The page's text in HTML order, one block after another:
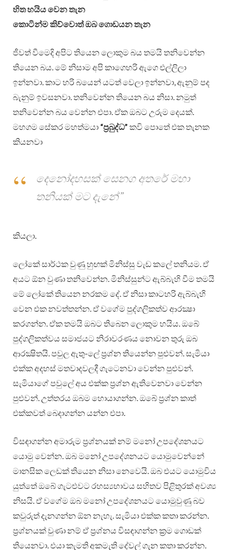
හිත හයිය වෙන තැන
කොටින්ම කිව්වොත් ඔබ ගොඩයන තැන
ජීවත් වීමෙදි අපිට තියෙන ලොකුම බය තමයි තනිවෙන්න
තියෙන බය. මේ නිසාම අපි කාගෙහරි ඇගෙ එල්ලිලා
ඉන්නවා. කාට හරි බයෙන් යටත් වෙලා ඉන්නවා, ඇනුම් පද
බැනුම් ඉවසනවා. තනිවෙන්න තියෙන බය නිසා. නමුත්
තනිවෙන්න බය වෙන්න එපා. ඒක ඔබට උරුම දෙයක්.
මහගම සේකර මහත්මයා “ප්‍රබුද්ධ” කවි පොතේ එක තැනක
කියනවා
දෙනෝදහසක් සෙනග අතරේ මහා
තනියක් මට දැනේ”
කියලා.
ලෝකේ සාර්ථක වුණු හුඟක් මිනිස්සු වැඩ කලේ තනියම. ඒ
අයට ඕන වුණා තනිවෙන්න. මිනිස්සුන්ට ඇබ්බැහි වීම තමයි
මේ ලෝකේ තියෙන නරකම දේ. ඒ නිසා කාටහරි ඇබ්බැහි
වෙන එක නවත්තන්න. ඒ වගේම පුද්ගලිකත්ව ආරක්‍ෂා
කරගන්න. ඒක තමයි ඔබට තිබෙන ලොකුම හයිය. ඔබේ
පුද්ගලිකත්වය සමාජයට නිරාවරණය නොවන තුරු ඔබ
ආරක්‍ෂිතයි. පවුල ඇතු-ලේ ප්‍රශ්න තියෙන්න පුළුවන්. සැමියා
එක්ක අදහස් මතවාදවලදී ගැටෙනවා වෙන්න පුළුවන්.
සැමියාගේ පවුලේ අය එක්ක ප්‍රශ්න ඇතිවෙනවා වෙන්න
පුළුවන්. උත්තරය ඔබම හොයාගන්න. ඔබේ ප්‍රශ්න කාත්
එක්කවත් බෙදාගන්න යන්න එපා.
විසඳාගන්න අමාරුම ප්‍රශ්නයක් නම් මනෝ උපදේශනයට
යොමු වෙන්න. ඔබ මනෝ උපදේශනයට යොමුවෙන්නේ
මානසික ලෙඩක් තියෙන නිසා නෙවෙයි. ඔබ එයට යොමුවිය
යුත්තේ ඔබේ ගැටළුවට රහස්‍යභාවය සහිතව පිළිතුරක් අවශ්‍ය
නිසයි. ඒ වගේම ඔබ මනෝ උපදේශනයට යොමුවුණු බව
කවුරුත් දැනගන්න ඕන නැහැ. සැමියා එක්ක කතා කරන්න.
ප්‍රශ්නයක් වුණා නම් ඒ ප්‍රශ්නය විසඳාගන්න ක්‍රම ගොඩක්
තියෙනවා. එයා කැමති අකමැති දේවල් ගැන කතා කරන්න.